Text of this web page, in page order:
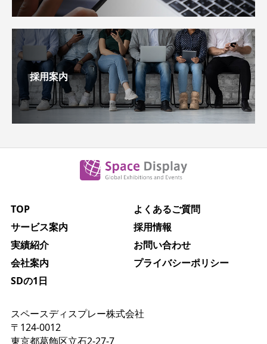
採用案内
スペースディスプレー株式会社
〒124-0012
東京都葛飾区立石2-27-7
TOP
サービス案内
実績紹介
会社案内
SDの1日
よくあるご質問
採用情報
お問い合わせ
プライバシーポリシー